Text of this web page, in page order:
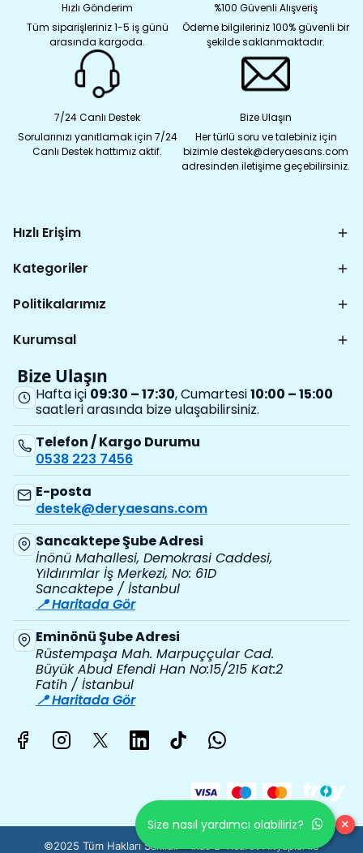
Hızlı Gönderim
Tüm siparişleriniz 1-5 iş günü
arasında kargoda.
%100 Güvenli Alışveriş
Ödeme bilgileriniz 100% güvenli bir
şekilde saklanmaktadır.
7/24 Canlı Destek
Sorularınızı yanıtlamak için 7/24
Canlı Destek hattımız aktif.
Bize Ulaşın
Her türlü soru ve talebiniz için
bizimle destek@deryaesans.com
adresinden iletişime geçebilirsiniz.
Hızlı Erişim
Kategoriler
Politikalarımız
Kurumsal
Bize Ulaşın
Hafta içi 09:30 – 17:30, Cumartesi10:00 – 15:00
saatleri arasında bize ulaşabilirsiniz.
Telefon / Kargo Durumu
0538 223 7456
E-posta
destek@deryaesans.com
Sancaktepe Şube Adresi
İnönü Mahallesi, Demokrasi Caddesi,
Yıldırımlar İş Merkezi, No: 61D
Sancaktepe / İstanbul
📍 Haritada Gör
Eminönü Şube Adresi
Rüstempaşa Mah. Marpuççular Cad.
Büyük Abud Efendi Han No:15/215 Kat:2
Fatih / İstanbul
📍 Haritada Gör
©2025 Tüm Hakları Saklıdır - ikas E-Ticaret Altyapısı ile
Size nasıl yardımcı olabiliriz? ×